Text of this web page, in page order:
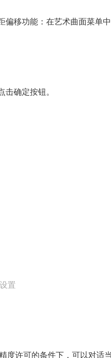
移功能：在艺术曲面菜单
击确定按钮。
置
度许可的条件下，可以对适